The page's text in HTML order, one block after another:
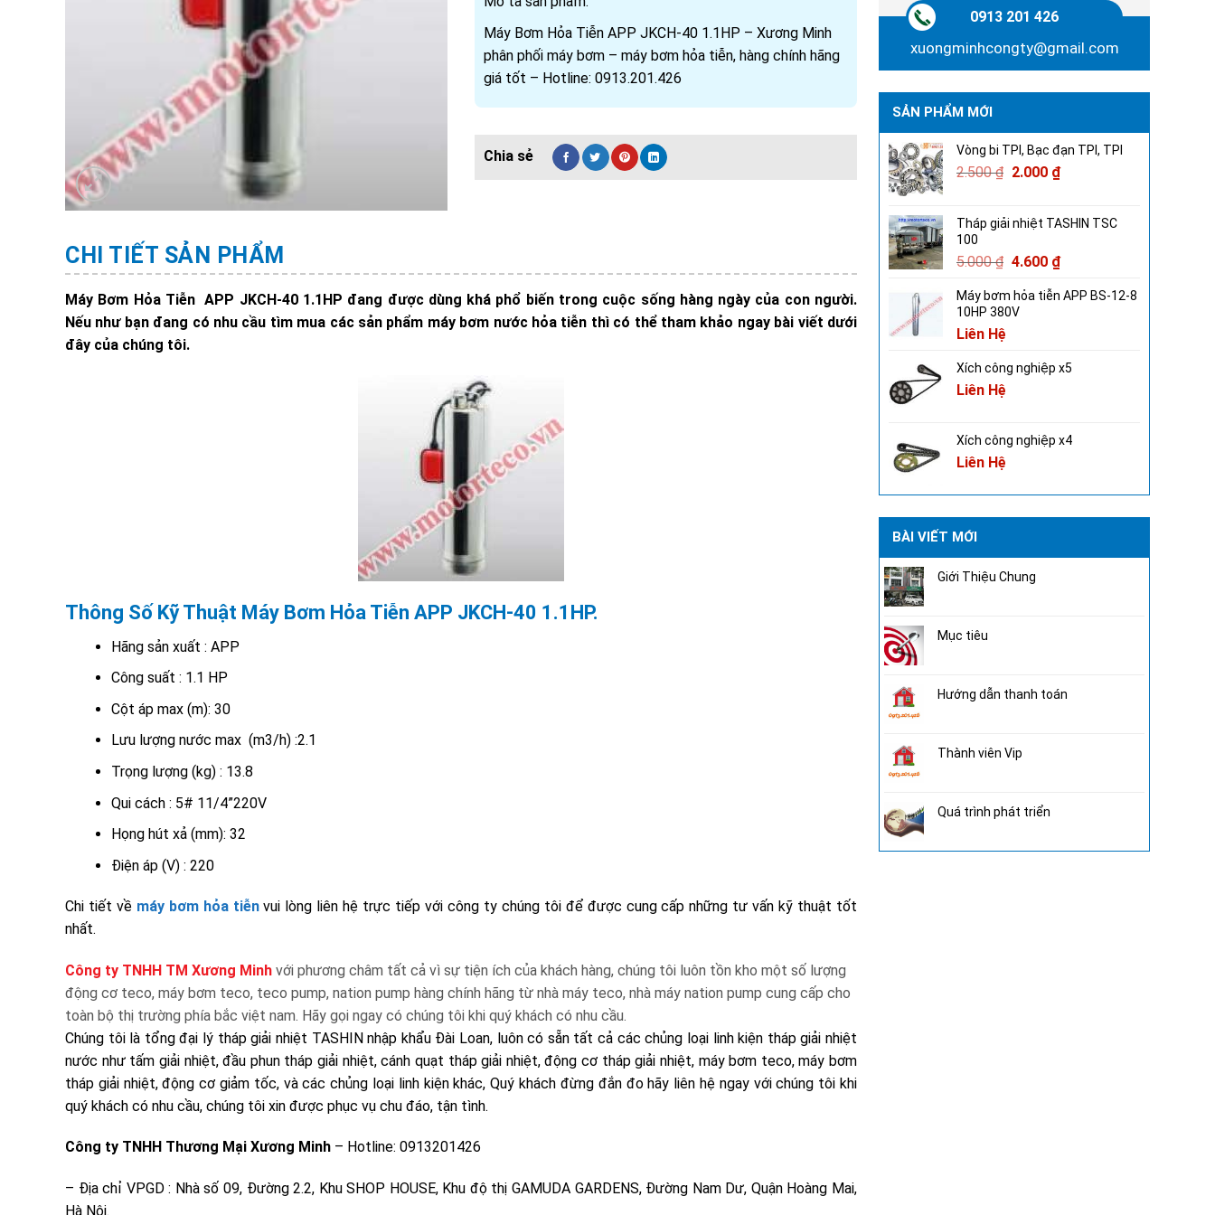
0913 201 426
xuongminhcongty@gmail.com
SẢN PHẨM MỚI
Vòng bi TPI, Bạc đạn TPI, TPI
2.500₫ 2.000 ₫
Tháp giải nhiệt TASHIN TSC
100
5.000₫ 4.600 ₫
Máy bơm hỏa tiễn APP BS-12-8
10HP 380V
Liên Hệ
Xích công nghiệp x5
Liên Hệ
Xích công nghiệp x4
Liên Hệ
BÀI VIẾT MỚI
Giới Thiệu Chung
Mục tiêu
Hướng dẫn thanh toán
Thành viên Vip
Quá trình phát triển
Máy Bơm Hỏa Tiễn APP JKCH-40 1.1HP – Xương Minh
phân phối máy bơm – máy bơm hỏa tiễn, hàng chính hãng
giá tốt – Hotline: 0913.201.426
CHI TIẾT SẢN PHẨM
Máy Bơm Hỏa Tiễn APP JKCH-40 1.1HP đang được dùng khá phổ biến trong cuộc sống hàng ngày của con người.
Nếu như bạn đang có nhu cầu tìm mua các sản phẩm máy bơm nước hỏa tiễn thì có thể tham khảo ngay bài viết dưới
đây của chúng tôi.
Thông Số Kỹ Thuật Máy Bơm Hỏa Tiễn APP JKCH-40 1.1HP.
Hãng sản xuất : APP
Công suất : 1.1 HP
Cột áp max (m): 30
Lưu lượng nước max (m3/h) :2.1
Trọng lượng (kg) : 13.8
Qui cách : 5# 11/4”220V
Họng hút xả (mm): 32
Điện áp (V) : 220
Chi tiết về máy bơm hỏa tiễnvui lòng liên hệ trực tiếp với công ty chúng tôi để được cung cấp những tư vấn kỹ thuật tốt
nhất.
Công ty TNHH TM Xương Minh với phương châm tất cả vì sự tiện ích của khách hàng, chúng tôi luôn tồn kho một số lượng
động cơ teco, máy bơm teco, teco pump, nation pump hàng chính hãng từ nhà máy teco, nhà máy nation pump cung cấp cho
toàn bộ thị trường phía bắc việt nam. Hãy gọi ngay có chúng tôi khi quý khách có nhu cầu.
Chúng tôi là tổng đại lý tháp giải nhiệt TASHIN nhập khẩu Đài Loan, luôn có sẵn tất cả các chủng loại linh kiện tháp giải nhiệt
nước như tấm giải nhiệt, đầu phun tháp giải nhiệt, cánh quạt tháp giải nhiệt, động cơ tháp giải nhiệt, máy bơm teco, máy bơm
tháp giải nhiệt, động cơ giảm tốc, và các chủng loại linh kiện khác, Quý khách đừng đắn đo hãy liên hệ ngay với chúng tôi khi
quý khách có nhu cầu, chúng tôi xin được phục vụ chu đáo, tận tình.
Công ty TNHH Thương Mại Xương Minh – Hotline: 0913201426
– Địa chỉ VPGD : Nhà số 09, Đường 2.2, Khu SHOP HOUSE, Khu độ thị GAMUDA GARDENS, Đường Nam Dư, Quận Hoàng Mai,
Hà Nội.